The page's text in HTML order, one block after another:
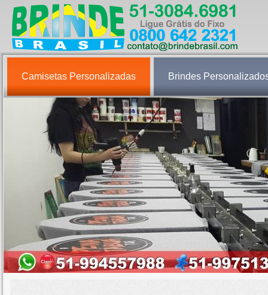
Camisetas Personalizadas Brindes